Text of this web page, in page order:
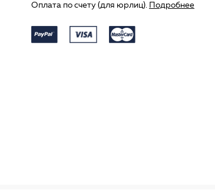
Оплата по счету (для юрлиц). Подробнее